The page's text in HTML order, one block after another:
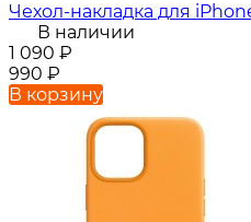
Чехол-накладка для
В наличии
1 090 ₽
990 ₽
В корзину